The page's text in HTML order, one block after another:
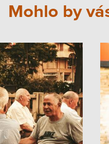
Mohlo by